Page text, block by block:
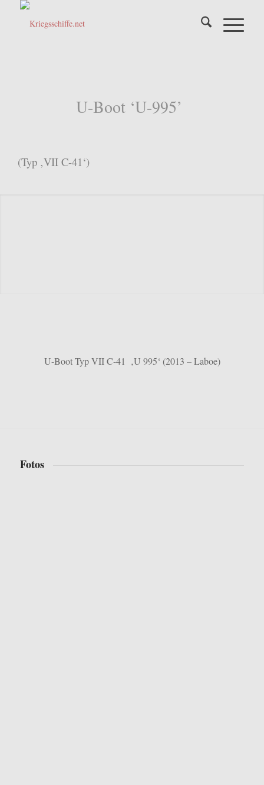
U-Boot ‘U-995’
(Typ ‚VII C-41‘)
U-Boot Typ VII C-41 ‚U 995‘ (2013 – Laboe)
Fotos